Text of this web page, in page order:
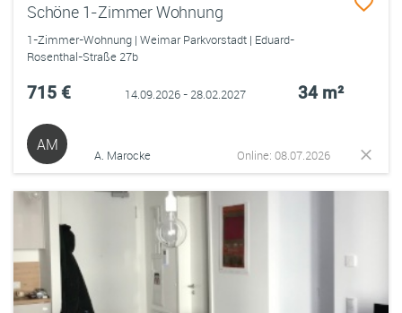
Schöne 1-Zimmer Wohnung
1-Zimmer-Wohnung | Weimar Parkvorstadt | Eduard-
Rosenthal-Straße 27b
715 € 14.09.2026 - 28.02.2027 34 m²
AM
A. Marocke Online: 08.07.2026